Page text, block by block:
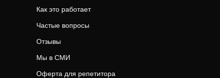
Как это работает
Частые вопросы
Отзывы
Мы в СМИ
Оферта для репетитора